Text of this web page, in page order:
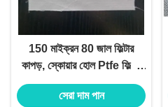
150 মাইক্রন 80 জাল ফিল্টার
কাপড়, স্কোয়ার হোল Ptfe ফিল্টার
ফ্যাব্রিক
সেরা দাম পান